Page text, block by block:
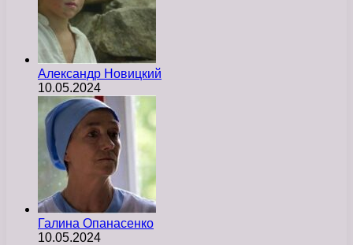
Александр Новицкий
10.05.2024
Галина Опанасенко
10.05.2024